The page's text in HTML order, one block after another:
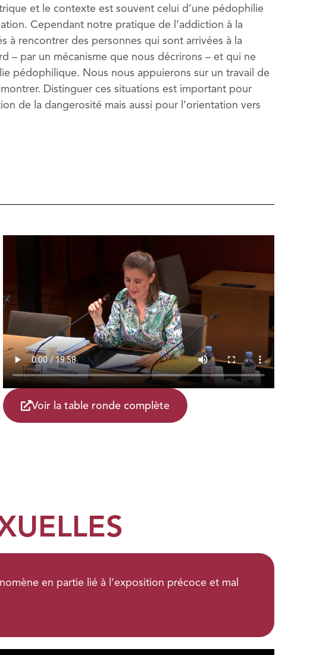
et le contexte est souvent celui d’une pédophilie
Cependant notre pratique de l’addiction à la
à rencontrer des personnes qui sont arrivées à la
– par un mécanisme que nous décrirons – et qui ne
pédophilique. Nous nous appuierons sur un travail de
Distinguer ces situations est important pour
de la dangerosité mais aussi pour l’orientation vers
Voir la table ronde complète
en partie lié à l’exposition précoce et mal